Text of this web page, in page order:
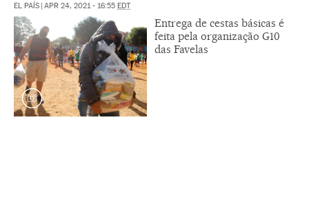
EL PAÍS | APR 24, 2021 - 16:55 EDT
Entrega de cestas básicas é
feita pela organização G10
das Favelas